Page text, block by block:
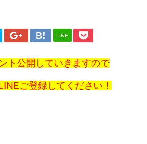
LINE
ト公開していきますので
ご登録してください！